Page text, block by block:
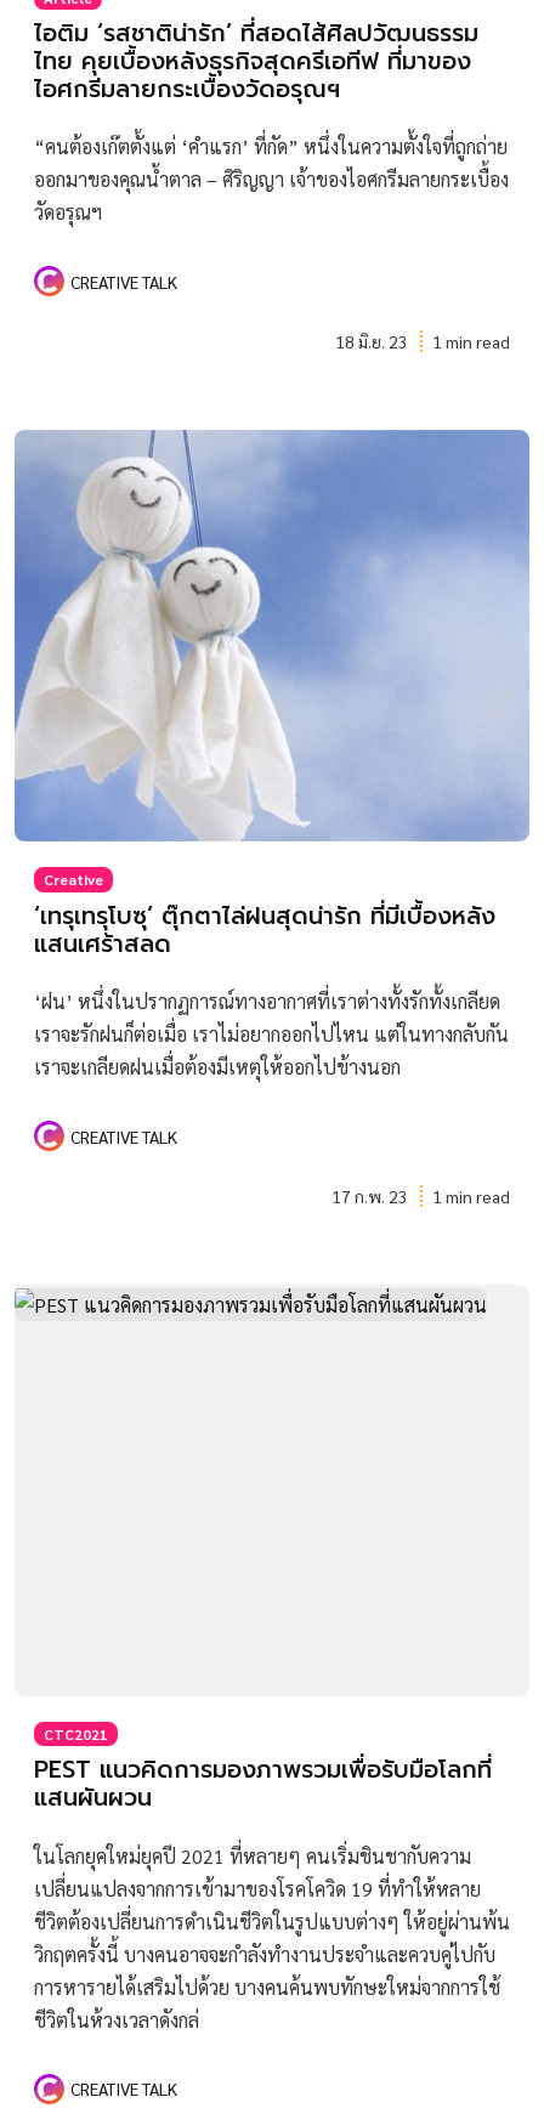
ไอติม ‘รสชาติน่ารัก’ ที่สอดไส้ศิลปวัฒนธรรม
ไทย คุยเบื้องหลังธุรกิจสุดครีเอทีฟ ที่มาของ
ไอศกรีมลายกระเบื้องวัดอรุณฯ
“คนต้องเก๊ตตั้งแต่ ‘คำแรก’ ที่กัด” หนึ่งในความตั้งใจที่ถูกถ่าย
ออกมาของคุณน้ำตาล – ศิริญญา เจ้าของไอศกรีมลายกระเบื้อง
วัดอรุณฯ
CREATIVE TALK
18 มิ.ย. 23 1 min read
Creative
‘เทรุเทรุโบซุ’ ตุ๊กตาไล่ฝนสุดน่ารัก ที่มีเบื้องหลัง
แสนเศร้าสลด
‘ฝน’ หนึ่งในปรากฏการณ์ทางอากาศที่เราต่างทั้งรักทั้งเกลียด
เราจะรักฝนก็ต่อเมื่อ เราไม่อยากออกไปไหน แต่ในทางกลับกัน
เราจะเกลียดฝนเมื่อต้องมีเหตุให้ออกไปข้างนอก
CREATIVE TALK
17 ก.พ. 23 1 min read
CTC2021
PEST แนวคิดการมองภาพรวมเพื่อรับมือโลกที่
แสนผันผวน
ในโลกยุคใหม่ยุคปี 2021 ที่หลายๆ คนเริ่มชินชากับความ
เปลี่ยนแปลงจากการเข้ามาของโรคโควิด 19 ที่ทำให้หลาย
ชีวิตต้องเปลี่ยนการดำเนินชีวิตในรูปแบบต่างๆ ให้อยู่ผ่านพ้น
วิกฤตครั้งนี้ บางคนอาจจะกำลังทำงานประจำและควบคู่ไปกับ
การหารายได้เสริมไปด้วย บางคนค้นพบทักษะใหม่จากการใช้
ชีวิตในห้วงเวลาดังกล่
CREATIVE TALK